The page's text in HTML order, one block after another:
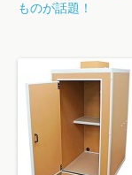
ものが話題！